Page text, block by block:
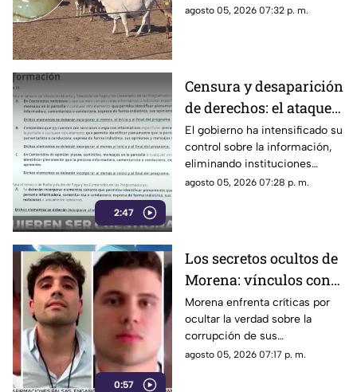
Rosario y Escuinapa
agosto 05, 2026 07:32 p. m.
2:47
Censura y desaparición
de derechos: el ataque
del gobierno a la
información pública
El gobierno ha intensificado su
control sobre la información,
eliminando instituciones
autónomas y silenciando
agosto 05, 2026 07:28 p. m.
0:57
Los secretos ocultos de
Morena: vínculos con
el crimen organizado y
obras faraónicas
Morena enfrenta críticas por
ocultar la verdad sobre la
corrupción de sus
gobernadores y el vínculo con
agosto 05, 2026 07:17 p. m.